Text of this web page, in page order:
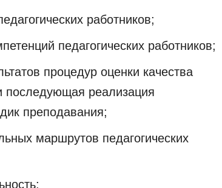
работников;
педагогических работников;
процедур оценки качества
последующая реализация
преподавания;
маршрутов педагогических